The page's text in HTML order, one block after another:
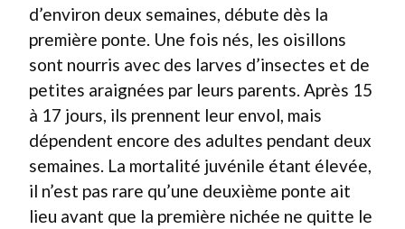
d’environ deux semaines, débute dès la
première ponte. Une fois nés, les oisillons
sont nourris avec des larves d’insectes et de
petites araignées par leurs parents. Après 15
à 17 jours, ils prennent leur envol, mais
dépendent encore des adultes pendant deux
semaines. La mortalité juvénile étant élevée,
il n’est pas rare qu’une deuxième ponte ait
lieu avant que la première nichée ne quitte le